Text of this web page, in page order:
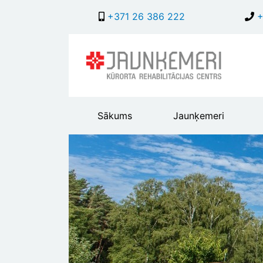
+371 26 386 222
Main
header
menu
Sākums Jaunķemeri